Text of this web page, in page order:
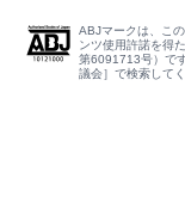
ABJマークは、こ
ンツ使用許諾を得
第6091713号）で
議会］で検索してく